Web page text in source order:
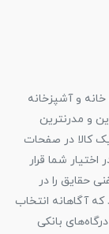
خانه و آشپزخانه
و مدرنترین
کالا در صفحات
شما قرار
حقایق را در
که آگاهانه انتخاب
بانکی